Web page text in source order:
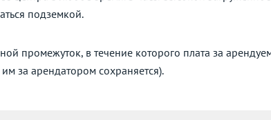
подземкой.
промежуток, в течение которого плата за
за арендатором сохраняется).